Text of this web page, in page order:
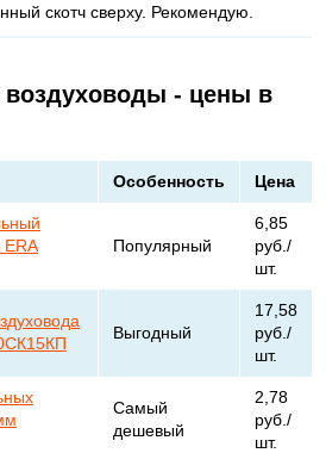
скотч сверху. Рекомендую.
- цены в
Особенность Цена
Популярный
6,85
руб./
шт.
Выгодный
17,58
руб./
шт.
Самый
дешевый
2,78
руб./
шт.